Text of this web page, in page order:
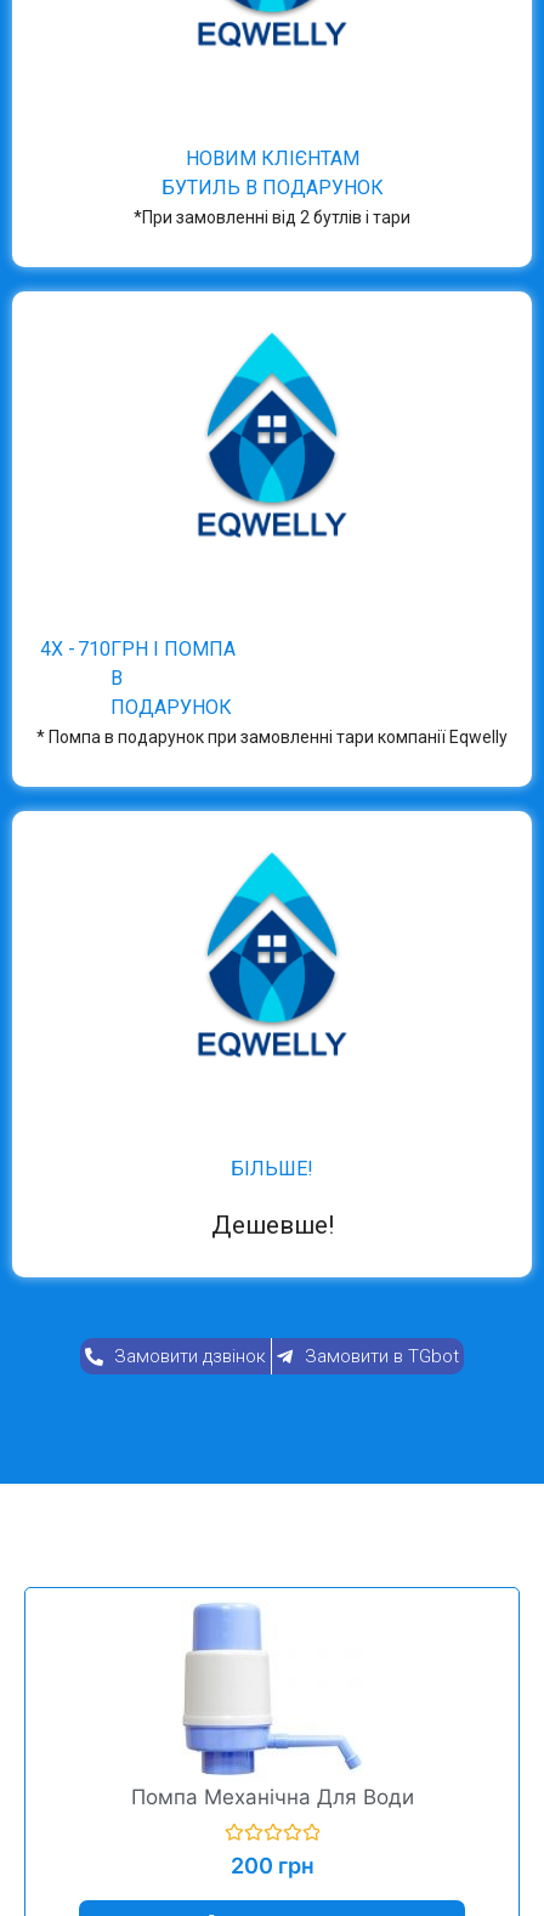
НОВИМ КЛІЄНТАМ
БУТИЛЬ В ПОДАРУНОК
*При замовленні від 2 бутлів і тари
4Х - 710ГРН І ПОМПА
В
ПОДАРУНОК
* Помпа в подарунок при замовленні тари компанії Eqwelly
БІЛЬШЕ!
Дешевше!
Замовити дзвінок Замовити в TGbot
Помпа Механічна Для Води
Оцінено
в200 грн